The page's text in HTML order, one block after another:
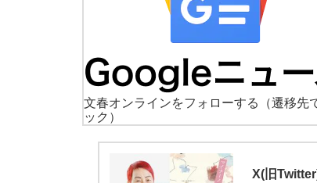
文春オンラインをフォローする
（遷移
ック）
X(旧